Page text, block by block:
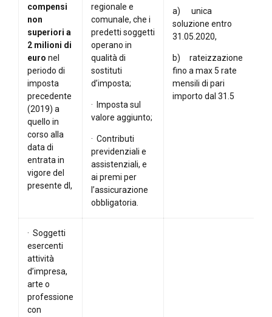
compensi
non
superiori a
2 milioni di
euro nel
periodo di
imposta
precedente
(2019) a
quello in
corso alla
data di
entrata in
vigore del
presente dl,
regionale e
comunale, che i
predetti soggetti
operano in
qualità di
sostituti
d’imposta;
· Imposta sul
valore aggiunto;
· Contributi
previdenziali e
assistenziali, e
ai premi per
l’assicurazione
obbligatoria.
a) unica
soluzione entro
31.05.2020,
b) rateizzazione
fino a max 5 rate
mensili di pari
importo dal 31.5
· Soggetti
esercenti
attività
d’impresa,
arte o
professione
con